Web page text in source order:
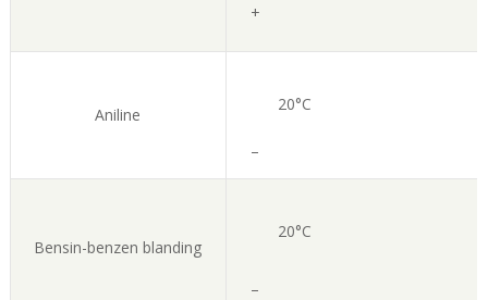
+
Aniline
20°C
–
Bensin-benzen blanding
20°C
–